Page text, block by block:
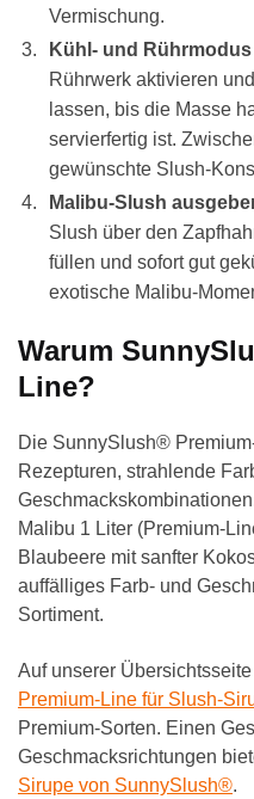
Vermischung.
Kühl- und
Rührwerk aktivieren
lassen, bis die Masse
servierfertig ist.
gewünschte Slush-
Malibu-Slush
Slush über den
füllen und sofort gut
exotische Malibu-
Warum
Line?
Die SunnySlush®
Rezepturen, strahlende
Malibu 1 Liter (Premium-
Blaubeere mit sanfter
auffälliges Farb- und
Sortiment.
Auf unserer
Premium-Line für Slush-
Premium-Sorten. Einen
Geschmacksrichtungen
Sirupe von SunnySlush®.